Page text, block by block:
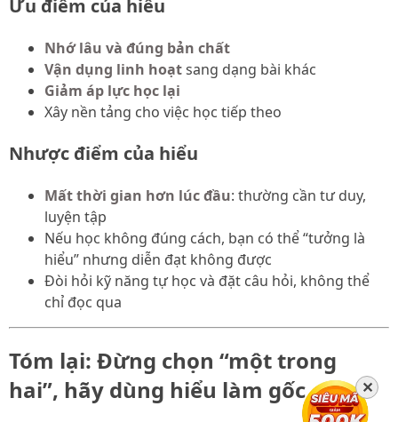
Ưu điểm của hiểu
Nhớ lâu và đúng bản chất
Vận dụng linh hoạtsang dạng bài khác
Giảm áp lực học lại
Xây nền tảng cho việc học tiếp theo
Nhược điểm của hiểu
Mất thời gian hơn lúc đầu: thường cần tư duy,
luyện tập
Nếu học không đúng cách, bạn có thể “tưởng là
hiểu” nhưng diễn đạt không được
Đòi hỏi kỹ năng tự học và đặt câu hỏi, không thể
chỉ đọc qua
Tóm lại: Đừng chọn “một trong
hai”, hãy dùng hiểu làm gốc
✕